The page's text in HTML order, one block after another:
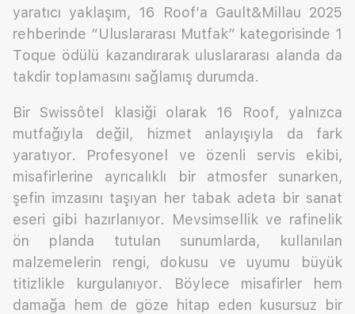
yaratıcı yaklaşım, 16 Roof’a Gault&Millau 2025
rehberinde “Uluslararası Mutfak” kategorisinde 1
Toque ödülü kazandırarak uluslararası alanda da
takdir toplamasını sağlamış durumda.
Bir Swissôtel klasiği olarak 16 Roof, yalnızca
mutfağıyla değil, hizmet anlayışıyla da fark
yaratıyor. Profesyonel ve özenli servis ekibi,
misafirlerine ayrıcalıklı bir atmosfer sunarken,
şefin imzasını taşıyan her tabak adeta bir sanat
eseri gibi hazırlanıyor. Mevsimsellik ve rafinelik
ön planda tutulan sunumlarda, kullanılan
malzemelerin rengi, dokusu ve uyumu büyük
titizlikle kurgulanıyor. Böylece misafirler hem
damağa hem de göze hitap eden kusursuz bir